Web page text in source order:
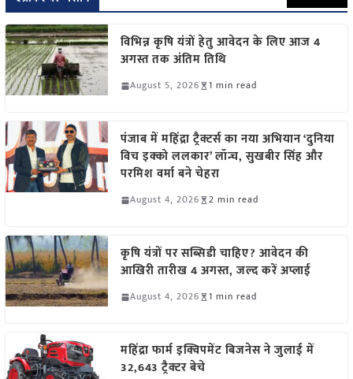
विभिन्न कृषि यंत्रों हेतु आवेदन के लिए आज 4
अगस्त तक अंतिम तिथि
August 5, 2026 1 min read
पंजाब में महिंद्रा ट्रैक्टर्स का नया अभियान ‘दुनिया
विच इक्को ललकार’ लॉन्च, सुखबीर सिंह और
परमिश वर्मा बने चेहरा
August 4, 2026 2 min read
कृषि यंत्रों पर सब्सिडी चाहिए? आवेदन की
आखिरी तारीख 4 अगस्त, जल्द करें अप्लाई
August 4, 2026 1 min read
महिंद्रा फार्म इक्विपमेंट बिजनेस ने जुलाई में
32,643 ट्रैक्टर बेचे